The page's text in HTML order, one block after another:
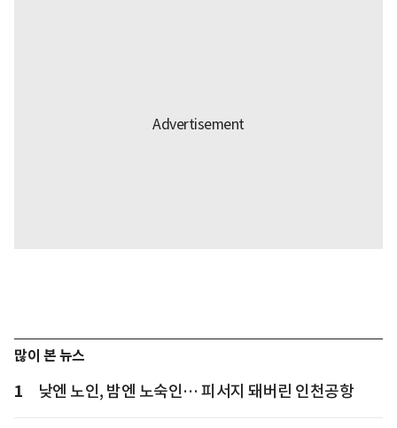
많이 본 뉴스
1 낮엔 노인, 밤엔 노숙인… 피서지 돼버린 인천공항